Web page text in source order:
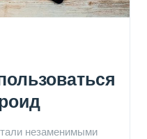
незаменимыми